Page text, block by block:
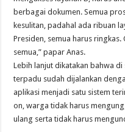
berbagai dokumen. Semua
kesulitan, padahal ada ribuan
Presiden, semua harus
semua,” papar Anas.
Lebih lanjut dikatakan bahwa
terpadu sudah dijalankan
aplikasi menjadi satu sistem
on, warga tidak harus
ulang serta tidak harus